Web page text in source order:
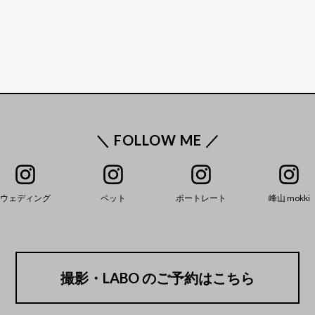
＼ FOLLOW ME ／
ウェディング ペット ポートレート 峰山 mokki
撮影・LABO のご予約はこちら